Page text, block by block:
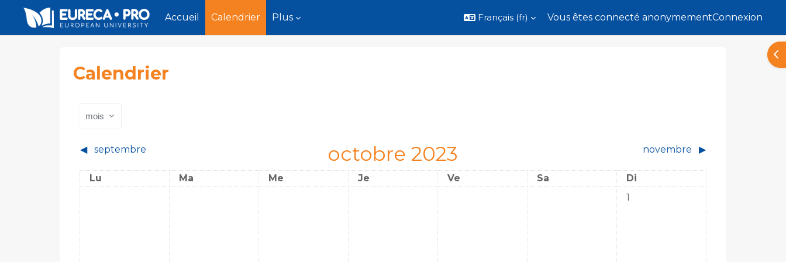
Accueil Calendrier Plus Français ‎(fr)‎ Vous êtes connecté anonymementConnexion
Calendrier
mois
◀︎ septembre octobre 2023 novembre ▶︎
Lundi
Lu Mardi
Ma Mercredi
Me Jeudi
Je Vendredi
Ve Samedi
Sa Dimanche
Di
Aucun événement, dimanche 1
1